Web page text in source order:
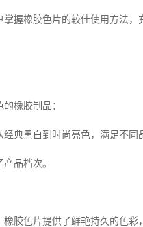
握橡胶色片的较佳使用方法，
橡胶制品：
典黑白到时尚亮色，满足不同
品档次。
胶色片提供了鲜艳持久的色彩